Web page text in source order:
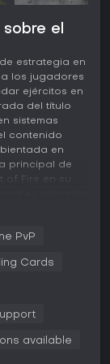
el
estrategia en
los jugadores
ejércitos en
del título
sistemas
contenido
en
principal de
of Fire en su
unidades
para
como simples
PvP
Cards
available